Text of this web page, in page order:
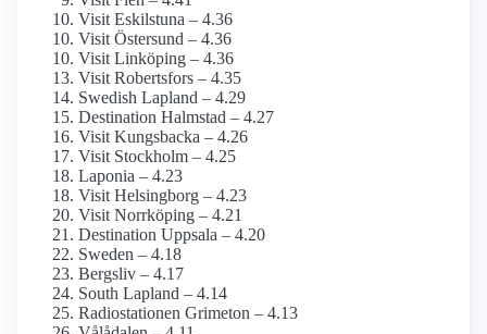
Visit Eskilstuna – 4.36
Visit Östersund – 4.36
Visit Linköping – 4.36
Visit Robertsfors – 4.35
Swedish Lapland – 4.29
Destination Halmstad – 4.27
Visit Kungsbacka – 4.26
Visit Stockholm – 4.25
Laponia – 4.23
Visit Helsingborg – 4.23
Visit Norrköping – 4.21
Destination Uppsala – 4.20
Sweden – 4.18
Bergsliv – 4.17
South Lapland – 4.14
Radiostationen Grimeton – 4.13